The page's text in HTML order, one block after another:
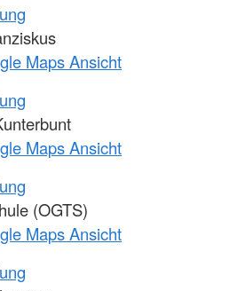
Maps Ansicht
Maps Ansicht
(OGTS)
Maps Ansicht